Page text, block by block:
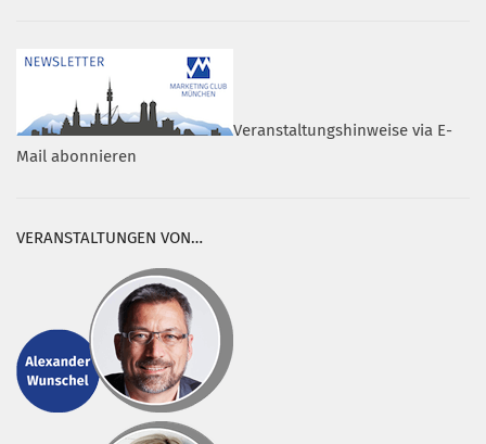
Veranstaltungshinweise via E-
Mail abonnieren
VERANSTALTUNGEN VON…